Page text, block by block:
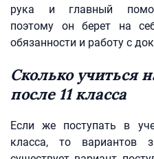
рука и главный
поэтому он берет на
обязанности и работу с
Сколько учиться
после 11 класса
Если же поступать в
класса, то вариантов